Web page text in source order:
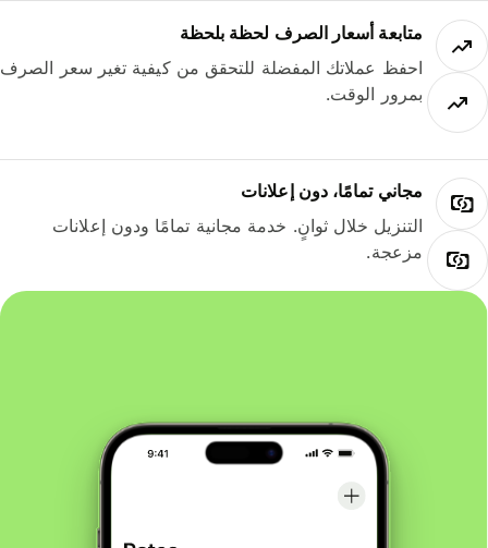
متابعة أسعار الصرف لحظة بلحظة
احفظ عملاتك المفضلة للتحقق من كيفية تغير سعر الصرف
بمرور الوقت.
مجاني تمامًا، دون إعلانات
التنزيل خلال ثوانٍ. خدمة مجانية تمامًا ودون إعلانات
مزعجة.